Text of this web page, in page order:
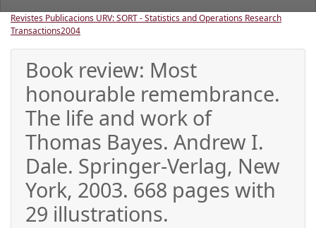
Revistes Publicacions URV: SORT - Statistics and Operations Research
Transactions2004
Book review: Most
honourable remembrance.
The life and work of
Thomas Bayes. Andrew I.
Dale. Springer-Verlag, New
York, 2003. 668 pages with
29 illustrations.